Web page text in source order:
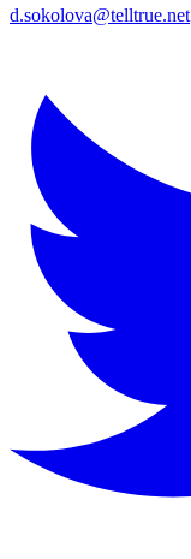
d.sokolova@telltrue.net